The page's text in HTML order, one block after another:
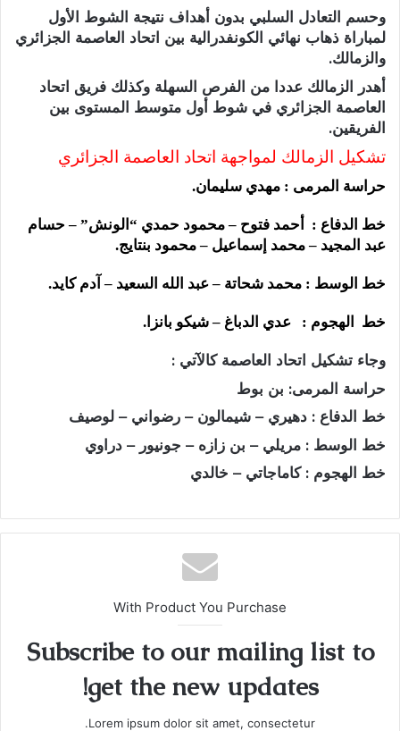
وحسم التعادل السلبي بدون أهداف نتيجة الشوط الأول
لمباراة ذهاب نهائي الكونفدرالية بين اتحاد العاصمة الجزائري
والزمالك.
أهدر الزمالك عددا من الفرص السهلة وكذلك فريق اتحاد
العاصمة الجزائري في شوط أول متوسط المستوى بين
الفريقين.
تشكيل الزمالك لمواجهة اتحاد العاصمة الجزائري
حراسة المرمى : مهدي سليمان.
خط الدفاع : أحمد فتوح – محمود حمدي “الونش” – حسام
عبد المجيد – محمد إسماعيل – محمود بنتايج.
خط الوسط : محمد شحاتة – عبد الله السعيد – آدم كايد.
خط الهجوم : عدي الدباغ – شيكو بانزا.
وجاء تشكيل اتحاد العاصمة كالآتي :
حراسة المرمى: بن بوط
خط الدفاع : دهيري – شيمالون – رضواني – لوصيف
خط الوسط : مريلي – بن زازه – جونيور – دراوي
خط الهجوم : كاماجاتي – خالدي
With Product You Purchase
Subscribe to our mailing list to
get the new updates!
Lorem ipsum dolor sit amet, consectetur.